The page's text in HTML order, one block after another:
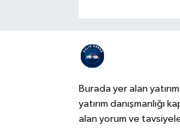
Burada yer alan
yatırım danışmanlığı
alan yorum ve